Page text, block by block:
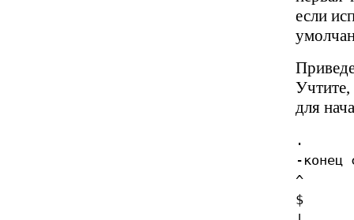
если
Учтите,
для
.
-конец
^
$